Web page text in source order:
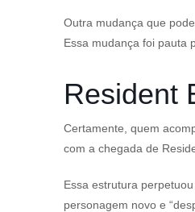
Outra mudança que
Essa mudança foi pauta
Resident
Certamente, quem
com a chegada de
Essa estrutura
personagem novo e